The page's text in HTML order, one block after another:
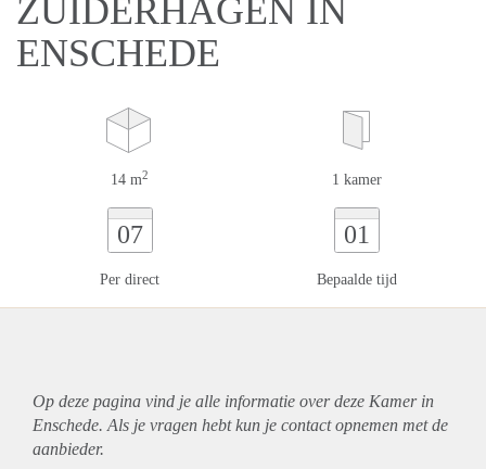
ZUIDERHAGEN IN
ENSCHEDE
14 m2 1 kamer
07
Per direct
01
Bepaalde tijd
Op deze pagina vind je alle informatie over deze Kamer in
Enschede. Als je vragen hebt kun je contact opnemen met de
aanbieder.